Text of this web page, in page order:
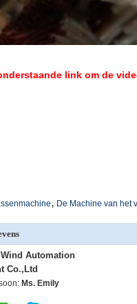
link om de
, De Machine van het
Automation
Co.,Ltd
Ms. Emily